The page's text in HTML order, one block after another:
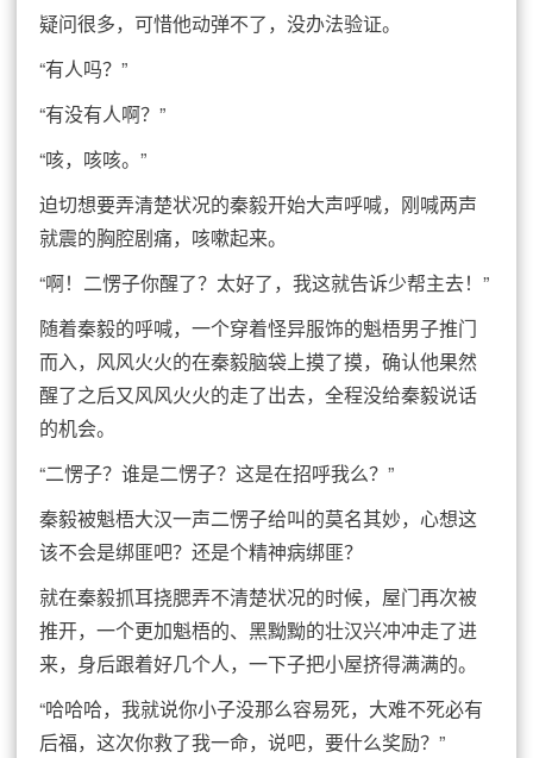
疑问很多，可惜他动弹不了，没办法验证。
“有人吗？”
“有没有人啊？”
“咳，咳咳。”
迫切想要弄清楚状况的秦毅开始大声呼喊，刚喊两声
就震的胸腔剧痛，咳嗽起来。
“啊！二愣子你醒了？太好了，我这就告诉少帮主去！”
随着秦毅的呼喊，一个穿着怪异服饰的魁梧男子推门
而入，风风火火的在秦毅脑袋上摸了摸，确认他果然
醒了之后又风风火火的走了出去，全程没给秦毅说话
的机会。
“二愣子？谁是二愣子？这是在招呼我么？”
秦毅被魁梧大汉一声二愣子给叫的莫名其妙，心想这
该不会是绑匪吧？还是个精神病绑匪？
就在秦毅抓耳挠腮弄不清楚状况的时候，屋门再次被
推开，一个更加魁梧的、黑黝黝的壮汉兴冲冲走了进
来，身后跟着好几个人，一下子把小屋挤得满满的。
“哈哈哈，我就说你小子没那么容易死，大难不死必有
后福，这次你救了我一命，说吧，要什么奖励？”